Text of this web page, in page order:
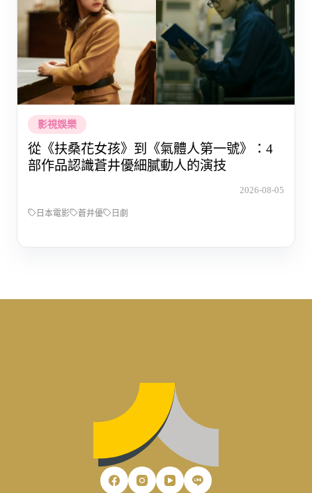
影視娛樂
從《扶桑花女孩》到《氣體人第一號》：4
部作品認識蒼井優細膩動人的演技
2026-08-05
日本電影 蒼井優 日劇